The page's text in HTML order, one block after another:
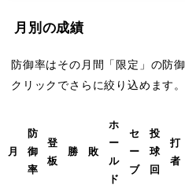
月別の成績
防御率はその月間「限定」の防
クリックでさらに絞り込めます。
月
防
御
率
登
板
勝 敗
ホ
ー
ル
ド
セ
ー
ブ
投
球
回
打
者